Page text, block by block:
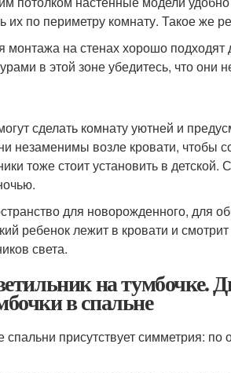
их по периметру комнату. Такое же
монтажа на стенах хорошо
в этой зоне убедитесь, что они
сделать комнату уютней и
незаменимы возле кровати, чтобы
тоже стоит установить в
для новорожденного, для
ребенок лежит в кровати и
света.
на тумбочке.
в спальне
присутствует симметрия: по